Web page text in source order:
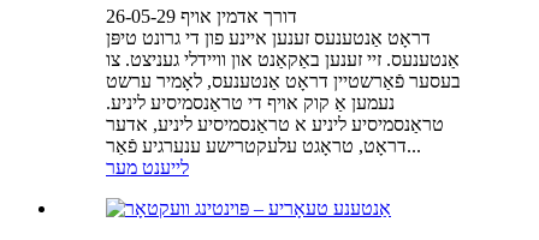
דורך אדמין אויף 26-05-29
דראָט אַנטענעס זענען איינע פון ​​די גרונט טיפּן
אַנטענעס. זיי זענען באַקאַנט און וויידלי געניצט. צו
בעסער פֿאַרשטיין דראָט אַנטענעס, לאָמיר ערשט
נעמען אַ קוק אויף די טראַנסמיסיע ליניע.
טראַנסמיסיע ליניע א טראַנסמיסיע ליניע, אדער
דראָט, טראָגט עלעקטרישע ענערגיע פֿאַר...
לייענט מער